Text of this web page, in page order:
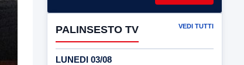
PALINSESTO TV VEDI TUTTI
LUNEDI 03/08